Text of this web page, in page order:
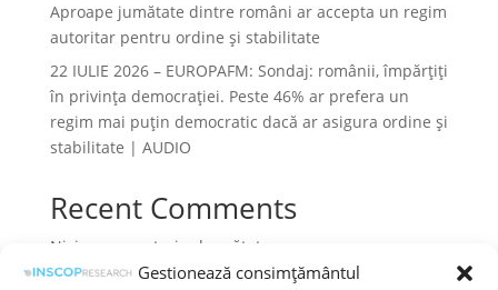
Gestionează consimțământul
Aproape jumătate dintre români ar accepta un regim
autoritar pentru ordine și stabilitate
22 IULIE 2026 – EUROPAFM: Sondaj: românii, împărțiți
în privința democrației. Peste 46% ar prefera un
regim mai puțin democratic dacă ar asigura ordine și
stabilitate | AUDIO
Recent Comments
Niciun comentariu de arătat.